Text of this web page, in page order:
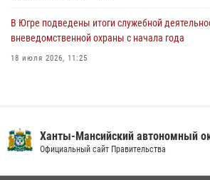
В Югре подведены итоги служебной
вневедомственной охраны с начала года
18 июля 2026, 11:25
В Югре военнослужащие и сотрудники
Ханты-Мансийский автономный
Официальный сайт Правительства